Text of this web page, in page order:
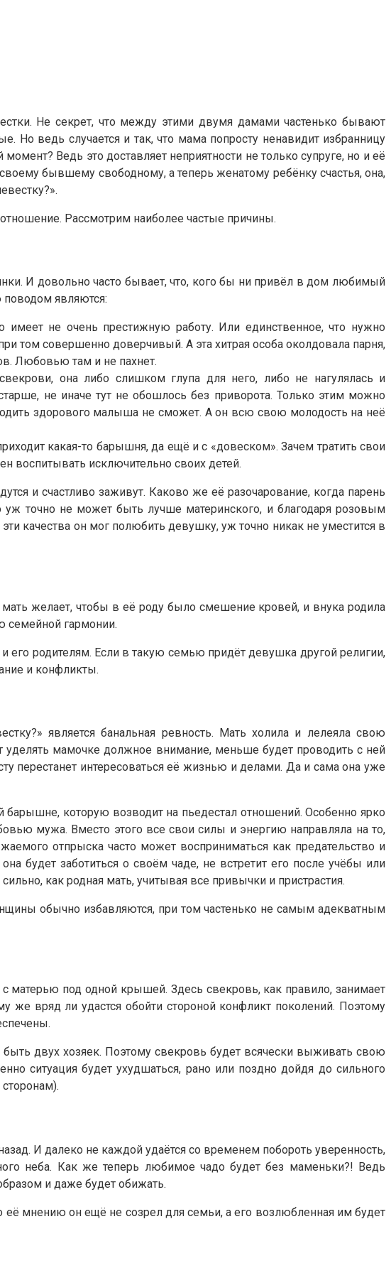
Не секрет, что между этими двумя дамами частенько бывают
Но ведь случается и так, что мама попросту ненавидит избранницу
Ведь это доставляет неприятности не только супруге, но и её
бывшему свободному, а теперь женатому ребёнку счастья, она,
Рассмотрим наиболее частые причины.
И довольно часто бывает, что, кого бы ни привёл в дом любимый
поводом являются:
имеет не очень престижную работу. Или единственное, что нужно
том совершенно доверчивый. А эта хитрая особа околдовала парня,
Любовью там и не пахнет.
она либо слишком глупа для него, либо не нагулялась и
не иначе тут не обошлось без приворота. Только этим можно
здорового малыша не сможет. А он всю свою молодость на неё
какая-то барышня, да ещё и с «довеском». Зачем тратить свои
воспитывать исключительно своих детей.
и счастливо заживут. Каково же её разочарование, когда парень
точно не может быть лучше материнского, и благодаря розовым
качества он мог полюбить девушку, уж точно никак не уместится в
желает, чтобы в её роду было смешение кровей, и внука родила
семейной гармонии.
родителям. Если в такую семью придёт девушка другой религии,
и конфликты.
является банальная ревность. Мать холила и лелеяла свою
уделять мамочке должное внимание, меньше будет проводить с ней
перестанет интересоваться её жизнью и делами. Да и сама она уже
которую возводит на пьедестал отношений. Особенно ярко
мужа. Вместо этого все свои силы и энергию направляла на то,
отпрыска часто может восприниматься как предательство и
будет заботиться о своём чаде, не встретит его после учёбы или
как родная мать, учитывая все привычки и пристрастия.
обычно избавляются, при том частенько не самым адекватным
матерью под одной крышей. Здесь свекровь, как правило, занимает
же вряд ли удастся обойти стороной конфликт поколений. Поэтому
двух хозяек. Поэтому свекровь будет всячески выживать свою
ситуация будет ухудшаться, рано или поздно дойдя до сильного
И далеко не каждой удаётся со временем побороть уверенность,
неба. Как же теперь любимое чадо будет без маменьки?! Ведь
и даже будет обижать.
её мнению он ещё не созрел для семьи, а его возлюбленная им будет